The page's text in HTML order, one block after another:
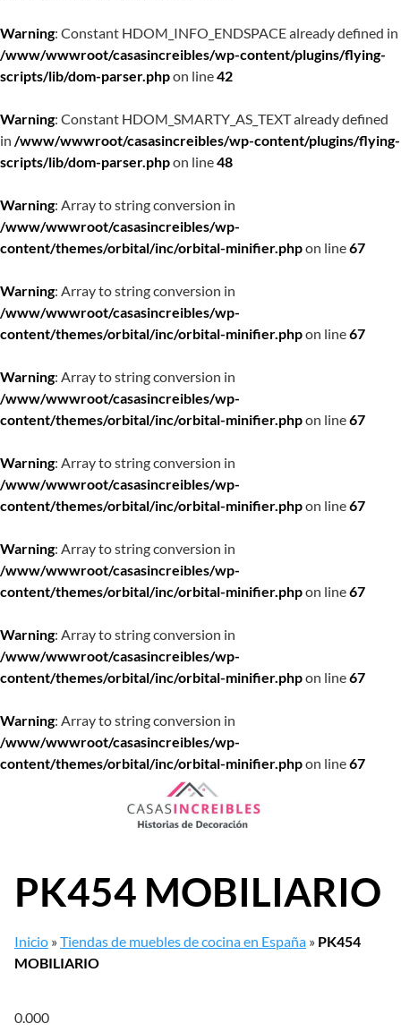
Warning: Constant HDOM_INFO_ENDSPACE already defined in
/www/wwwroot/casasincreibles/wp-content/plugins/flying-
scripts/lib/dom-parser.phpon line42
Warning: Constant HDOM_SMARTY_AS_TEXT already defined
in /www/wwwroot/casasincreibles/wp-content/plugins/flying-
scripts/lib/dom-parser.phpon line48
Warning: Array to string conversion in
/www/wwwroot/casasincreibles/wp-
content/themes/orbital/inc/orbital-minifier.phpon line67
Warning: Array to string conversion in
/www/wwwroot/casasincreibles/wp-
content/themes/orbital/inc/orbital-minifier.phpon line67
Warning: Array to string conversion in
/www/wwwroot/casasincreibles/wp-
content/themes/orbital/inc/orbital-minifier.phpon line67
Warning: Array to string conversion in
/www/wwwroot/casasincreibles/wp-
content/themes/orbital/inc/orbital-minifier.phpon line67
Warning: Array to string conversion in
/www/wwwroot/casasincreibles/wp-
content/themes/orbital/inc/orbital-minifier.phpon line67
Warning: Array to string conversion in
/www/wwwroot/casasincreibles/wp-
content/themes/orbital/inc/orbital-minifier.phpon line67
Warning: Array to string conversion in
/www/wwwroot/casasincreibles/wp-
content/themes/orbital/inc/orbital-minifier.phpon line67
PK454 MOBILIARIO
Inicio »Tiendas de muebles de cocina en España » PK454
MOBILIARIO
0.000